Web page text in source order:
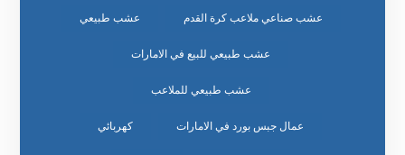
عشب صناعي ملاعب كرة القدم عشب طبيعي
عشب طبيعي للبيع في الامارات
عشب طبيعي للملاعب
عمال جبس بورد في الامارات كهربائي